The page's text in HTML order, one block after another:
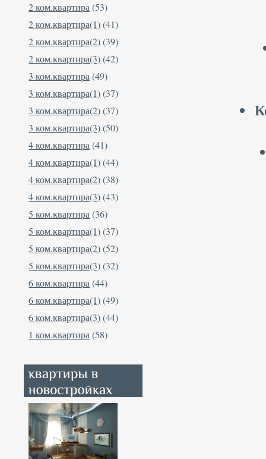
2 ком.квартира (53)
2 ком.квартира(1)(41)
2 ком.квартира(2)(39)
2 ком.квартира(3)(42)
3 ком.квартира (49)
3 ком.квартира(1)(37)
3 ком.квартира(2)(37)
3 ком.квартира(3)(50)
4 ком.квартира (41)
4 ком.квартира(1)(44)
4 ком.квартира(2)(38)
4 ком.квартира(3)(43)
5 ком.квартира (36)
5 ком.квартира(1)(37)
5 ком.квартира(2)(52)
5 ком.квартира(3)(32)
6 ком.квартира (44)
6 ком.квартира(1)(49)
6 ком.квартира(3)(44)
1 ком.квартира (58)